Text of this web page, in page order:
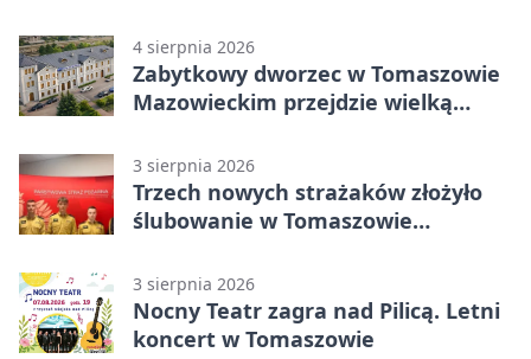
4 sierpnia 2026
Zabytkowy dworzec w Tomaszowie
Mazowieckim przejdzie wielką
wykonawcy
3 sierpnia 2026
Trzech nowych strażaków złożyło
ślubowanie w Tomaszowie
3 sierpnia 2026
Nocny Teatr zagra nad Pilicą. Letni
koncert w Tomaszowie